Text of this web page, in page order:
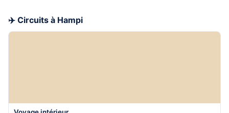
✈️ Circuits à Hampi